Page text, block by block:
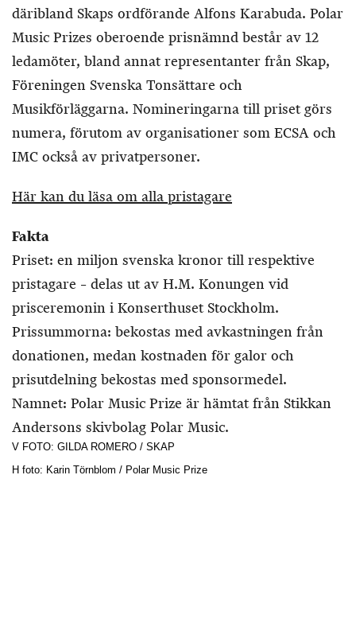
däribland Skaps ordförande Alfons Karabuda. Polar
Music Prizes oberoende prisnämnd består av 12
ledamöter, bland annat representanter från Skap,
Föreningen Svenska Tonsättare och
Musikförläggarna. Nomineringarna till priset görs
numera, förutom av organisationer som ECSA och
IMC också av privatpersoner.
Här kan du läsa om alla pristagare
Fakta
Priset: en miljon svenska kronor till respektive
pristagare – delas ut av H.M. Konungen vid
prisceremonin i Konserthuset Stockholm.
Prissummorna: bekostas med avkastningen från
donationen, medan kostnaden för galor och
prisutdelning bekostas med sponsormedel.
Namnet: Polar Music Prize är hämtat från Stikkan
Andersons skivbolag Polar Music.
V FOTO: GILDA ROMERO / SKAP
H foto: Karin Törnblom / Polar Music Prize